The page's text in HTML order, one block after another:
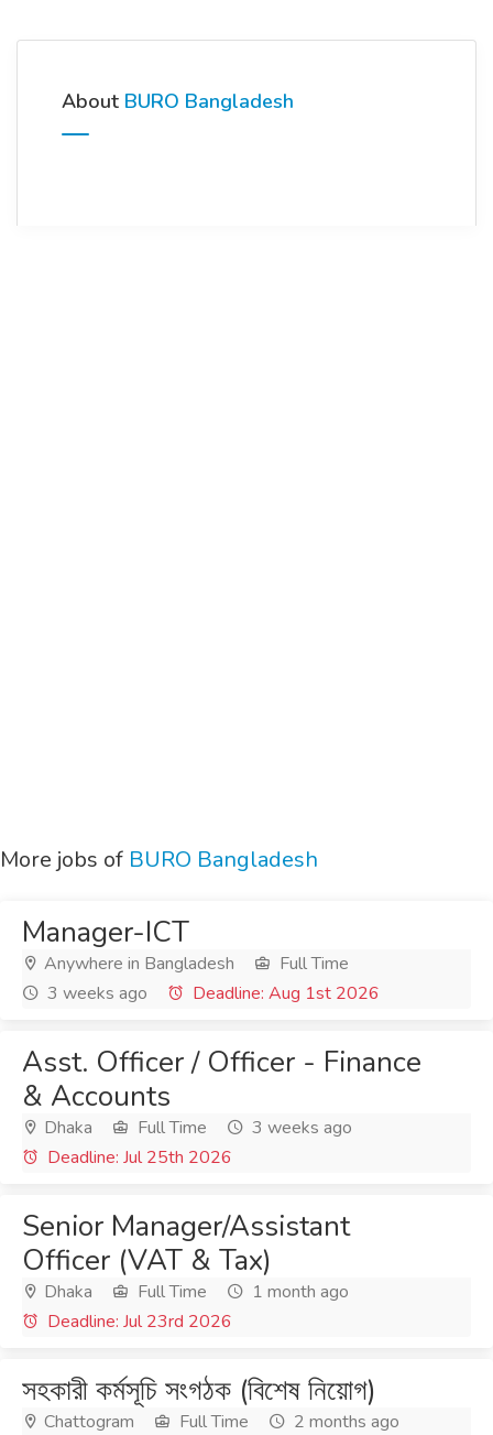
About BURO Bangladesh
More jobs of BURO Bangladesh
Manager-ICT
Anywhere in Bangladesh
Full Time
3 weeks ago
Deadline: Aug 1st 2026
Asst. Officer / Officer - Finance
& Accounts
Dhaka Full Time
3 weeks ago
Deadline: Jul 25th 2026
Senior Manager/Assistant
Officer (VAT & Tax)
Dhaka Full Time
1 month ago
Deadline: Jul 23rd 2026
সহকারী কর্মসূচি সংগঠক (বিশেষ নিয়োগ)
Chattogram Full Time
2 months ago